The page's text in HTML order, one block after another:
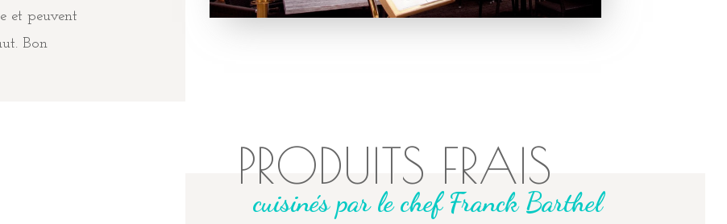
et peuvent
Bon
PRODUITS FRAIS
cuisinés par le chef Franck Barthel